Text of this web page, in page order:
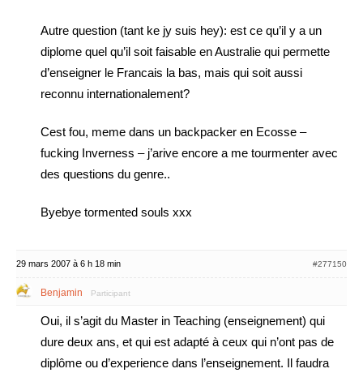
Autre question (tant ke jy suis hey): est ce qu’il y a un
diplome quel qu’il soit faisable en Australie qui permette
d’enseigner le Francais la bas, mais qui soit aussi
reconnu internationalement?
Cest fou, meme dans un backpacker en Ecosse –
fucking Inverness – j’arive encore a me tourmenter avec
des questions du genre..
Byebye tormented souls xxx
29 mars 2007 à 6 h 18 min #277150
Benjamin Participant
Oui, il s’agit du Master in Teaching (enseignement) qui
dure deux ans, et qui est adapté à ceux qui n’ont pas de
diplôme ou d’experience dans l’enseignement. Il faudra